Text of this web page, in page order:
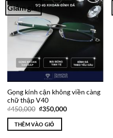
Giảm giá!
Add to
Wishlist
Gọng kính cận không viền càng
chữ thập V40
₫450,000 Giá
là:
₫450,000.
₫350,000Giá
THÊM VÀO GIỎ